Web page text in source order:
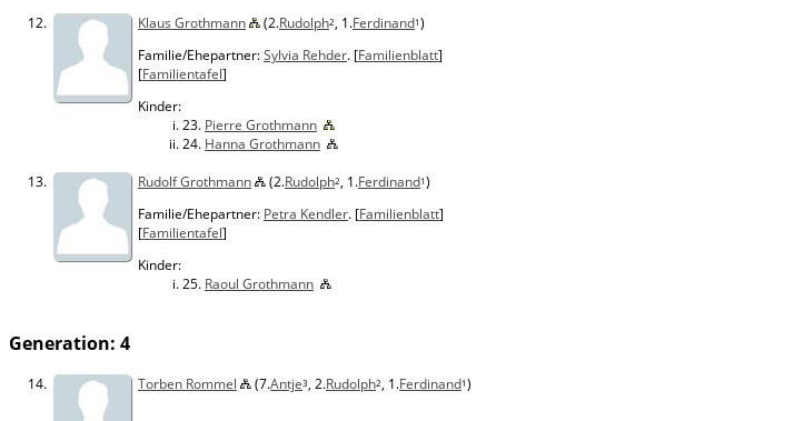
12.
Klaus Grothmann (2.Rudolph2, 1.Ferdinand1)
Familie/Ehepartner:Sylvia Rehder. [Familienblatt]
[Familientafel]
Kinder:
23. Pierre Grothmann
24. Hanna Grothmann
13.
Rudolf Grothmann (2.Rudolph2, 1.Ferdinand1)
Familie/Ehepartner: Petra Kendler. [Familienblatt]
[Familientafel]
Kinder:
25. Raoul Grothmann
Generation: 4
14. Torben Rommel (7.Antje3, 2.Rudolph2, 1.Ferdinand1)